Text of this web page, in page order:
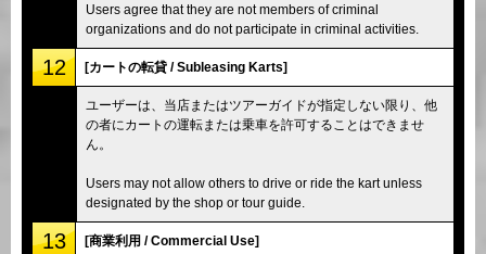
Users agree that they are not members of criminal
organizations and do not participate in criminal activities.
12 [カートの転貸 / Subleasing Karts]
ユーザーは、当店またはツアーガイドが指定しない限り、他
の者にカートの運転または乗車を許可することはできませ
ん。
Users may not allow others to drive or ride the kart unless
designated by the shop or tour guide.
13 [商業利用 / Commercial Use]